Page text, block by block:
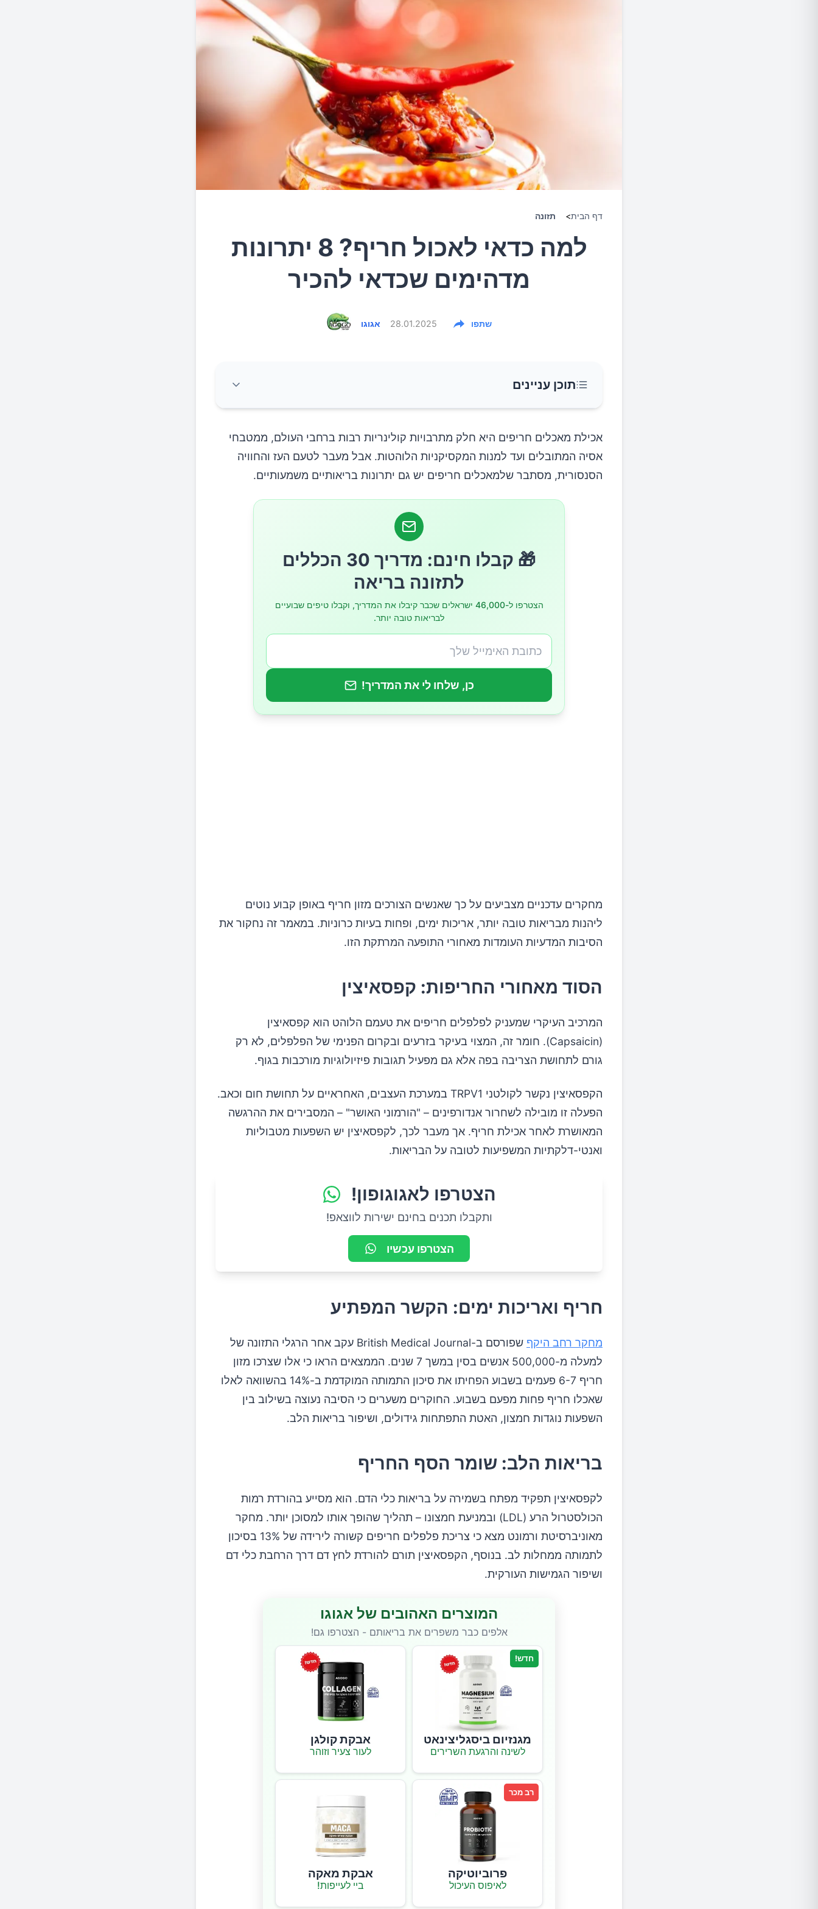
דף הבית> תזונה
למה כדאי לאכול חריף? 8 יתרונות
מדהימים שכדאי להכיר
אגוגו 28.01.2025 שתפו
תוכן עניינים
הסוד מאחורי החריפות: קפסאיצין
חריף ואריכות ימים: הקשר המפתיע
בריאות הלב: שומר הסף החריף
מאכלים חריפים כנוגדי דלקת
השפעה על המיקרוביום: פלפל למען החיידקים הטובים
בריאות הנפש: החריף שמשחרר אושר
נוגדי חמצון: הנשק הסודי של התבלינים
אכילת מאכלים חריפים היא חלק מתרבויות קולינריות רבות ברחבי העולם, ממטבחי
אסיה המתובלים ועד למנות המקסיקניות הלוהטות. אבל מעבר לטעם העז והחוויה
הסנסורית, מסתבר שלמאכלים חריפים יש גם יתרונות בריאותיים משמעותיים.
🎁 קבלו חינם: מדריך 30 הכללים
לתזונה בריאה
הצטרפו ל-46,000 ישראלים שכבר קיבלו את המדריך, וקבלו טיפים שבועיים
לבריאות טובה יותר.
כן, שלחו לי את המדריך!
מחקרים עדכניים מצביעים על כך שאנשים הצורכים מזון חריף באופן קבוע נוטים
ליהנות מבריאות טובה יותר, אריכות ימים, ופחות בעיות כרוניות. במאמר זה נחקור את
הסיבות המדעיות העומדות מאחורי התופעה המרתקת הזו.
הסוד מאחורי החריפות: קפסאיצין
המרכיב העיקרי שמעניק לפלפלים חריפים את טעמם הלוהט הוא קפסאיצין
(Capsaicin). חומר זה, המצוי בעיקר בזרעים ובקרום הפנימי של הפלפלים, לא רק
גורם לתחושת הצריבה בפה אלא גם מפעיל תגובות פיזיולוגיות מורכבות בגוף.
הקפסאיצין נקשר לקולטני TRPV1 במערכת העצבים, האחראיים על תחושת חום וכאב.
הפעלה זו מובילה לשחרור אנדורפינים – "הורמוני האושר" – המסבירים את ההרגשה
המאושרת לאחר אכילת חריף. אך מעבר לכך, לקפסאיצין יש השפעות מטבוליות
ואנטי-דלקתיות המשפיעות לטובה על הבריאות.
הצטרפו לאגוגופון!
ותקבלו תכנים בחינם ישירות לווצאפ!
הצטרפו עכשיו
חריף ואריכות ימים: הקשר המפתיע
מחקר רחב היקף
שפורסם ב-British Medical Journal עקב אחר הרגלי התזונה של
למעלה מ-500,000 אנשים בסין במשך 7 שנים. הממצאים הראו כי אלו שצרכו מזון
חריף 6-7 פעמים בשבוע הפחיתו את סיכון התמותה המוקדמת ב-14% בהשוואה לאלו
שאכלו חריף פחות מפעם בשבוע. החוקרים משערים כי הסיבה נעוצה בשילוב בין
השפעות נוגדות חמצון, האטת התפתחות גידולים, ושיפור בריאות הלב.
בריאות הלב: שומר הסף החריף
לקפסאיצין תפקיד מפתח בשמירה על בריאות כלי הדם. הוא מסייע בהורדת רמות
הכולסטרול הרע (LDL) ובמניעת חמצונו – תהליך שהופך אותו למסוכן יותר. מחקר
מאוניברסיטת ורמונט מצא כי צריכת פלפלים חריפים קשורה לירידה של 13% בסיכון
לתמותה ממחלות לב. בנוסף, הקפסאיצין תורם להורדת לחץ דם דרך הרחבת כלי דם
ושיפור הגמישות העורקית.
המוצרים האהובים של אגוגו
אלפים כבר משפרים את בריאותם - הצטרפו גם!
חדש!
מגנזיום ביסגליצינאט
לשינה והרגעת השרירים
אבקת קולגן
לעור צעיר וזוהר
רב מכר
פרוביוטיקה
לאיפוס העיכול
אבקת מאקה
ביי לעייפות!